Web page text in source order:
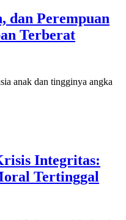
dan Perempuan
Terberat
anak dan tingginya angka
Integritas:
Tertinggal